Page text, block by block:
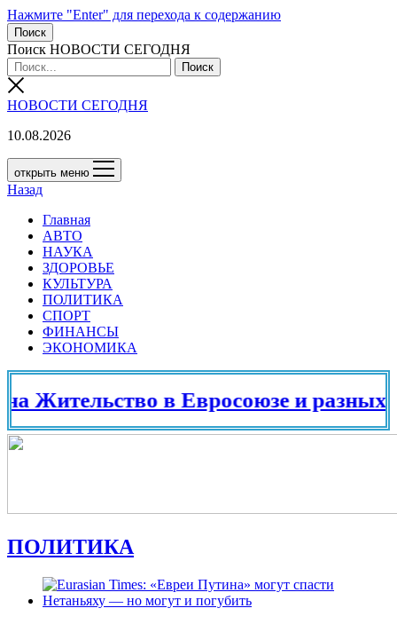
Нажмите "Enter" для перехода к содержанию
Поиск
Поиск НОВОСТИ СЕГОДНЯ
НОВОСТИ СЕГОДНЯ
10.08.2026
открыть меню
Назад
Главная
АВТО
НАУКА
ЗДОРОВЬЕ
КУЛЬТУРА
ПОЛИТИКА
СПОРТ
ФИНАНСЫ
ЭКОНОМИКА
в Евросоюзе и разных
ПОЛИТИКА